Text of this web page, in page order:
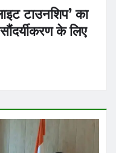
टाउनशिप’ का
के लिए